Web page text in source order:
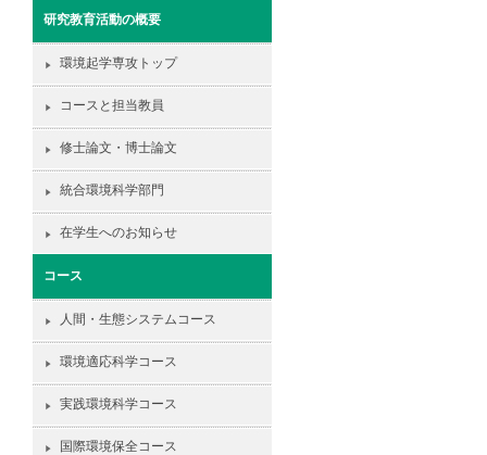
研究教育活動の概要
環境起学専攻トップ
コースと担当教員
修士論文・博士論文
統合環境科学部門
在学生へのお知らせ
コース
人間・生態システムコース
環境適応科学コース
実践環境科学コース
国際環境保全コース